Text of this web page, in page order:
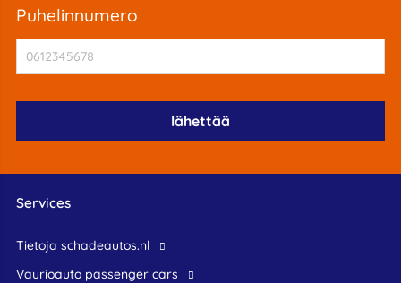
puhelinnumero
Services
Tietoja schadeautos.nl
Vaurioauto passenger cars